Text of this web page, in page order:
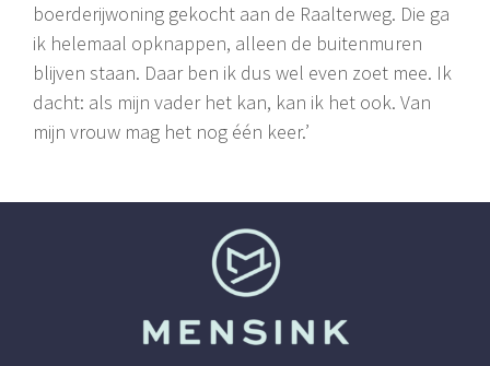
boerderijwoning gekocht aan de Raalterweg. Die ga
ik helemaal opknappen, alleen de buitenmuren
blijven staan. Daar ben ik dus wel even zoet mee. Ik
dacht: als mijn vader het kan, kan ik het ook. Van
mijn vrouw mag het nog één keer.’